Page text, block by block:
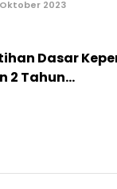
2023
Dasar
2 Tahun...